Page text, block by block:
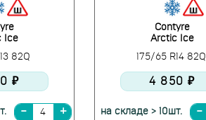
Ice
82Q
₽
Contyre
Arctic Ice
175/65 R14 82Q
4 850 ₽
на складе > 10шт.